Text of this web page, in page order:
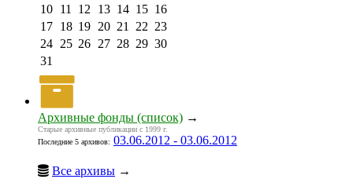
10 11 12 13 14 15 16
17 18 19 20 21 22 23
24 25 26 27 28 29 30
31
Архивные фонды (список) →
Старые архивные публикации с 1999 г.
Последние 5 архивов: 03.06.2012 - 03.06.2012
Все архивы →